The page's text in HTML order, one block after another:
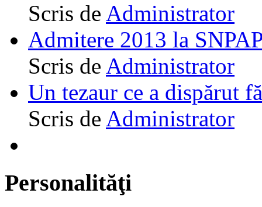
Scris de Administrator
Admitere 2013 la
Scris de Administrator
Un tezaur ce a dispărut
Scris de Administrator
Personalităţi